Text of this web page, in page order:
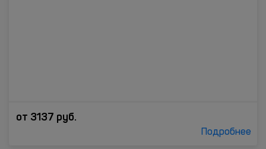
от 3137 руб.
Подробнее